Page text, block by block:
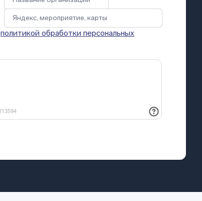
политикой обработки персональных